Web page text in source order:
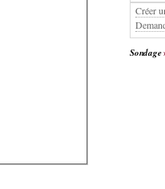
Créer
Sondage